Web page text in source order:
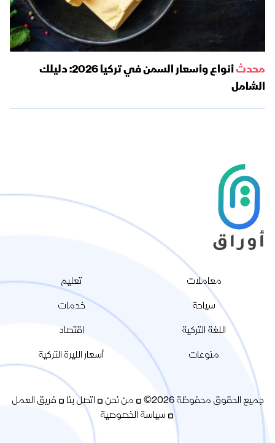
محدث
أنواع وأسعار السمن في تركيا 2026: دليلك
الشامل
معاملات
تعليم
سياحة
خدمات
اللغة التركية
اقتصاد
منوعات
أسعار الليرة التركية
جميع الحقوق محفوظة 2026© من نحن اتصل بنا
فريق العمل
سياسة الخصوصية